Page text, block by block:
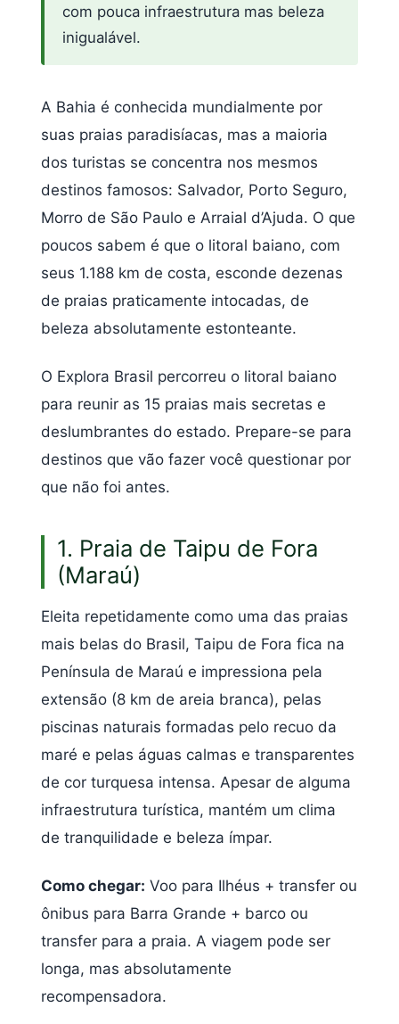
com pouca infraestrutura mas beleza
inigualável.
A Bahia é conhecida mundialmente por
suas praias paradisíacas, mas a maioria
dos turistas se concentra nos mesmos
destinos famosos: Salvador, Porto Seguro,
Morro de São Paulo e Arraial d’Ajuda. O que
poucos sabem é que o litoral baiano, com
seus 1.188 km de costa, esconde dezenas
de praias praticamente intocadas, de
beleza absolutamente estonteante.
O Explora Brasil percorreu o litoral baiano
para reunir as 15 praias mais secretas e
deslumbrantes do estado. Prepare-se para
destinos que vão fazer você questionar por
que não foi antes.
1. Praia de Taipu de Fora
(Maraú)
Eleita repetidamente como uma das praias
mais belas do Brasil, Taipu de Fora fica na
Península de Maraú e impressiona pela
extensão (8 km de areia branca), pelas
piscinas naturais formadas pelo recuo da
maré e pelas águas calmas e transparentes
de cor turquesa intensa. Apesar de alguma
infraestrutura turística, mantém um clima
de tranquilidade e beleza ímpar.
Como chegar: Voo para Ilhéus + transfer ou
ônibus para Barra Grande + barco ou
transfer para a praia. A viagem pode ser
longa, mas absolutamente
recompensadora.